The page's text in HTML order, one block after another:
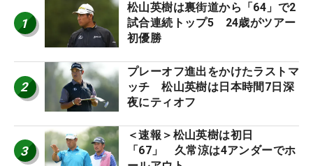
1
松山英樹は裏街道から「64」で2
試合連続トップ5 24歳がツアー
初優勝
2
プレーオフ進出をかけたラストマ
ッチ 松山英樹は日本時間7日深
夜にティオフ
3
＜速報＞松山英樹は初日
「67」 久常涼は4アンダーでホ